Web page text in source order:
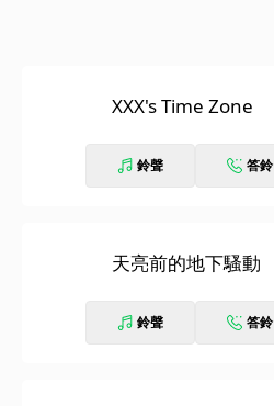
XXX's Time Zone
鈴聲 答鈴
天亮前的地下騷動
鈴聲 答鈴